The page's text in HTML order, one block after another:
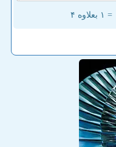
= ۱ بعلاوه ۴